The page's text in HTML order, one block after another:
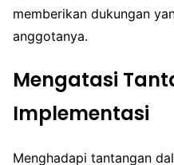
memberikan dukungan
anggotanya.
Mengatasi
Implementasi
Menghadapi tantangan